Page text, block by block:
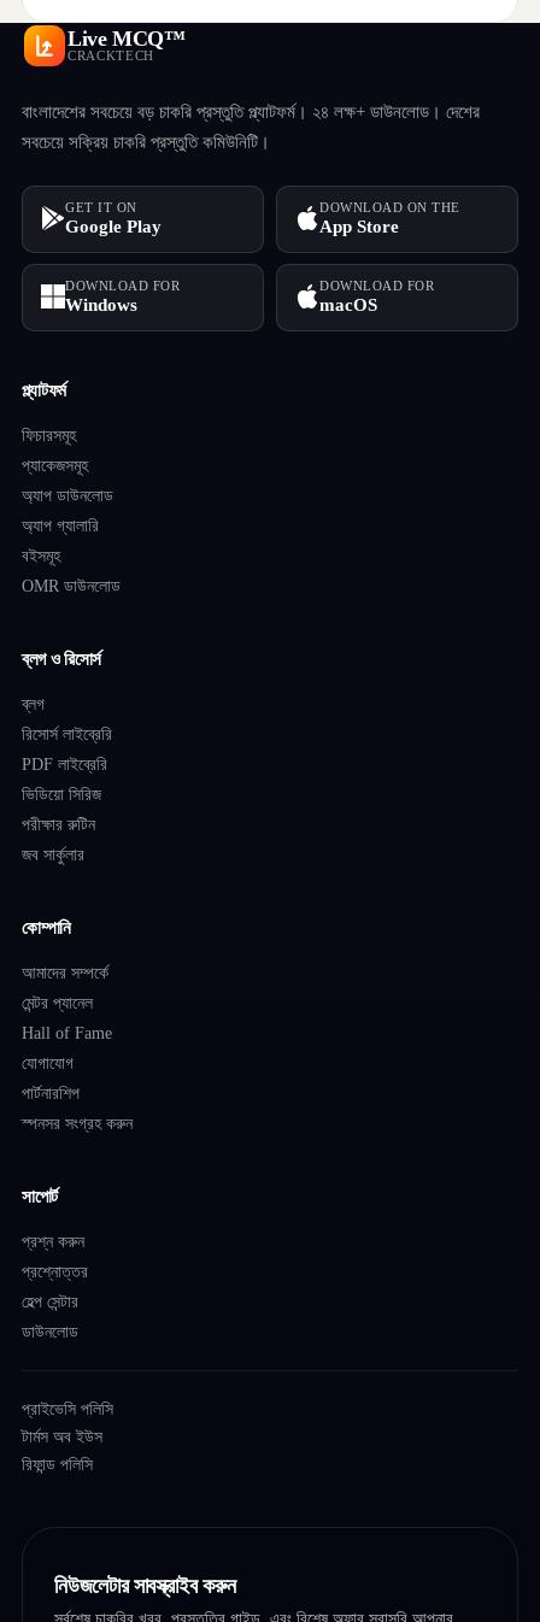
Live MCQ™
CRACKTECH
বাংলাদেশের সবচেয়ে বড় চাকরি প্রস্তুতি প্ল্যাটফর্ম। ২৪ লক্ষ+ ডাউনলোড। দেশের
সবচেয়ে সক্রিয় চাকরি প্রস্তুতি কমিউনিটি।
GET IT ON
Google Play
DOWNLOAD ON THE
App Store
DOWNLOAD FOR
Windows
DOWNLOAD FOR
macOS
প্ল্যাটফর্ম
ফিচারসমূহ
প্যাকেজসমূহ
অ্যাপ ডাউনলোড
অ্যাপ গ্যালারি
বইসমূহ
OMR ডাউনলোড
ব্লগ ও রিসোর্স
ব্লগ
রিসোর্স লাইব্রেরি
PDF লাইব্রেরি
ভিডিয়ো সিরিজ
পরীক্ষার রুটিন
জব সার্কুলার
কোম্পানি
আমাদের সম্পর্কে
মেন্টর প্যানেল
Hall of Fame
যোগাযোগ
পার্টনারশিপ
স্পনসর সংগ্রহ করুন
সাপোর্ট
প্রশ্ন করুন
প্রশ্নোত্তর
হেল্প সেন্টার
ডাউনলোড
প্রাইভেসি পলিসি
টার্মস অব ইউস
রিফান্ড পলিসি
নিউজলেটার সাবস্ক্রাইব করুন